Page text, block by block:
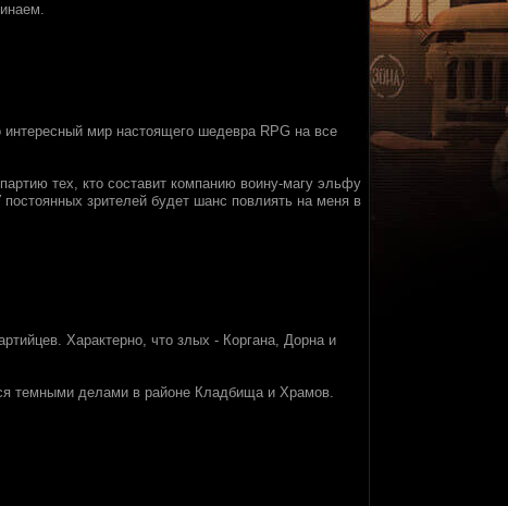
мир настоящего шедевра RPG на все
тех, кто составит компанию воину-магу эльфу
зрителей будет шанс повлиять на меня в
Характерно, что злых - Коргана, Дорна и
темными делами в районе Кладбища и Храмов.